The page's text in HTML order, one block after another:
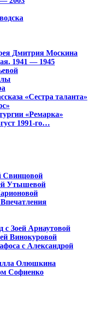
Дмитрия Москина
1941 — 1945
«Сестра таланта»
«Ремарка»
1991-го…
Свинцовой
Утышевой
с Зоей Арнаутовой
Винокуровой
с Александрой
Олюшкина
Софиенко